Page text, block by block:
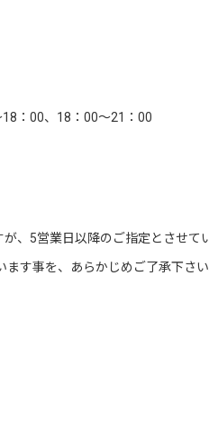
：00、18：00～21：00
、5営業日以降のご指定とさせ
す事を、あらかじめご了承下さい